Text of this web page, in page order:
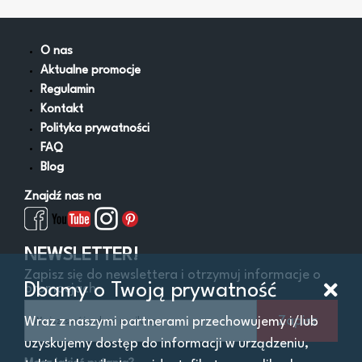
Równiarki
Rozściełacze asfaltu
Spycharki
Walce
Wozidła
Zagęszczarki
Ładowarki
Cena Od: Do: zł
Lokalizacja
Województwo
O nas
Aktualne promocje
Regulamin
Kontakt
Polityka prywatności
FAQ
Blog
Znajdź nas na
NEWSLETTER!
Zapisz się do newslettera i otrzymuj informacje o
promocjach
Zapisz
Dbamy o Twoją prywatność
Wraz z naszymi partnerami przechowujemy i/lub
uzyskujemy dostęp do informacji w urządzeniu,